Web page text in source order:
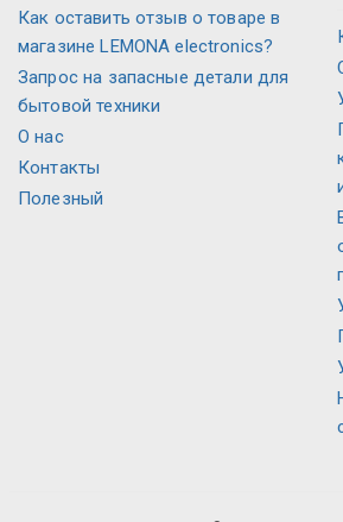
Как оставить отзыв о товаре в
магазине LEMONA electronics?
Запрос на запасные детали для
бытовой техники
О нас
Контакты
Полезный